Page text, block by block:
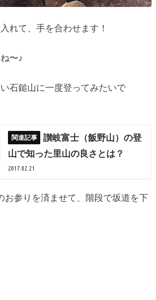
れて、手を合わせます！
〜♪
石鎚山に一度登ってみたいで
讃岐富士（飯野山）の登
山で知った里山の良さとは？
2017.02.21
お参りを済ませて、階段で坂道を下